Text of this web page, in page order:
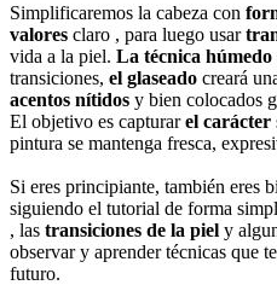
Simplificaremos la cabeza con
valores claro , para luego usar
vida a la piel. La técnica húmedo
transiciones, el glaseado creará
acentos nítidos y bien colocados
El objetivo es capturarel carácter
pintura se mantenga fresca,
Si eres principiante, también eres
siguiendo el tutorial de forma
, las transiciones de la piel y
observar y aprender técnicas que
futuro.